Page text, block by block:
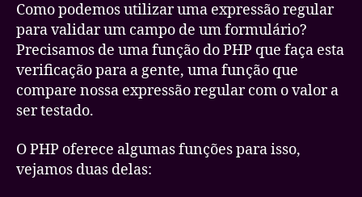
Como podemos utilizar uma expressão regular
para validar um campo de um formulário?
Precisamos de uma função do PHP que faça esta
verificação para a gente, uma função que
compare nossa expressão regular com o valor a
ser testado.
O PHP oferece algumas funções para isso,
vejamos duas delas: